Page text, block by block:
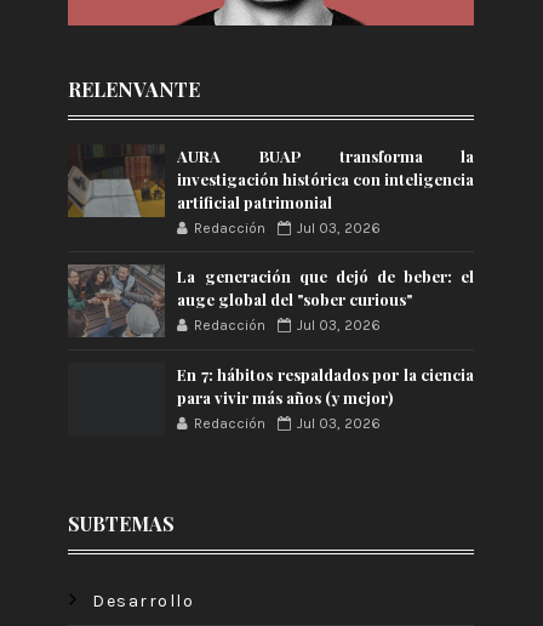
RELENVANTE
AURA BUAP transforma la
investigación histórica con inteligencia
artificial patrimonial
Redacción Jul 03, 2026
La generación que dejó de beber: el
auge global del "sober curious"
Redacción Jul 03, 2026
En 7: hábitos respaldados por la ciencia
para vivir más años (y mejor)
Redacción Jul 03, 2026
SUBTEMAS
Desarrollo